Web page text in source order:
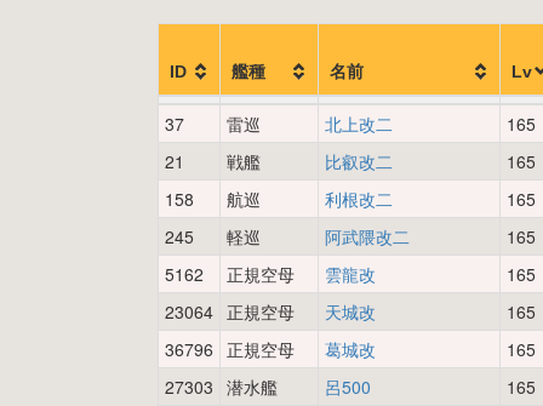
ID 艦種 名前 Lv
37 雷巡 北上改二
165
21
戦艦 比叡改二
165
158
航巡 利根改二
165
245
軽巡 阿武隈改二
165
5162
正規空母 雲龍改
165
23064 正規空母 天城改
165
36796 正規空母 葛城改
165
27303 潜水艦 呂500
165